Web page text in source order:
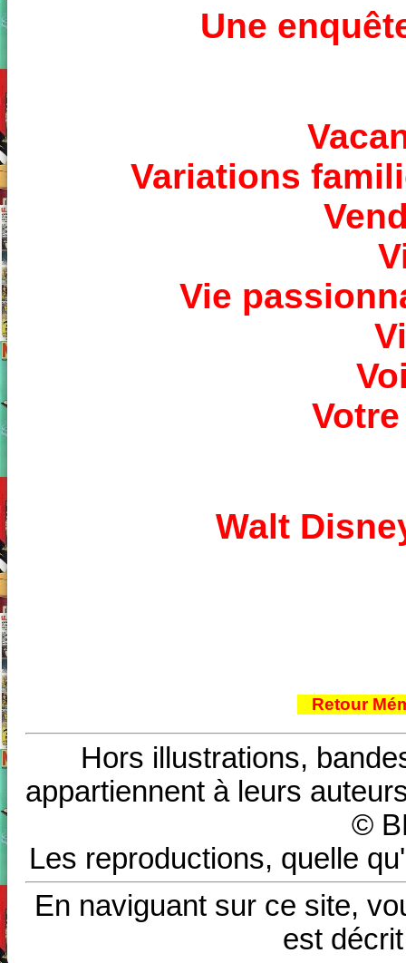
Une
Variations
Vie
Walt
Retour
Hors illustrations,
appartiennent à leurs
©
Les reproductions, quelle
En naviguant sur ce site,
est